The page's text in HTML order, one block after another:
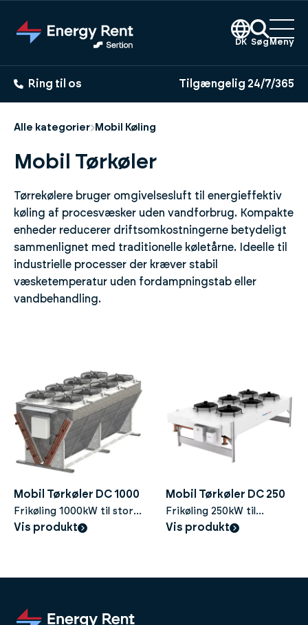
hovedindhold
DK Søg Meny
Ring til os Tilgængelig 24/7/365
Alle kategorier Mobil Køling
Mobil Tørkøler
Tørrekølere bruger omgivelsesluft til energieffektiv
køling af procesvæsker uden vandforbrug. Kompakte
enheder reducerer driftsomkostningerne betydeligt
sammenlignet med traditionelle køletårne. Ideelle til
industrielle processer der kræver stabil
væsketemperatur uden fordampningstab eller
vandbehandling.
Mobil Tørkøler DC 1000
Frikøling 1000kW til store
industrielle kølebehov
Vis produkt
Mobil Tørkøler DC 250
Frikøling 250kW til
indendørs og udendørs
Vis produkt